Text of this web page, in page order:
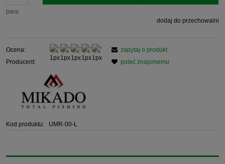
para
dodaj do przechowalni
Ocena:
Producent:
Kod produktu: UMR-00-L
zapytaj o produkt
poleć znajomemu